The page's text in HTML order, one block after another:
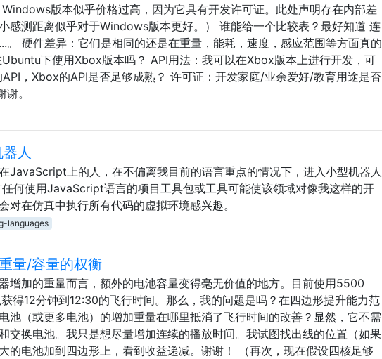
版本似乎价格过高，因为它具有开发许可证。此处声明存在内部差
感测距离似乎对于Windows版本更好。） 谁能给一个比较表？最好知道 连
。 硬件差异：它们是相同的还是在重量，能耗，速度，感应范围等方面真的
下使用Xbox版本吗？ API用法：我可以在Xbox版本上进行开发，可
，Xbox的API是否足够成熟？ 许可证：开发家庭/业余爱好/教育用途是否
。
人
JavaScript上的人，在不偏离我目前的语言重点的情况下，进入小型机器人
何使用JavaScript语言的项目工具包或工具可能使该领域对像我这样的开
对在仿真中执行所有代码的虚拟环境感兴趣。
languages
量/容量的权衡
增加的重量而言，额外的电池容量变得毫无价值的地方。目前使用5500
得12分钟到12:30的飞行时间。那么，我的问题是吗？在四边形提升能力范
池（或更多电池）的增加重量在哪里抵消了飞行时间的改善？显然，它不需
交换电池。我只是想尽量增加连续的播放时间。我试图找出线的位置（如果
的电池加到四边形上，看到收益递减。谢谢！ （再次，现在假设四核足够